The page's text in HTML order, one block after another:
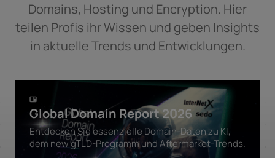
Domains, Hosting und Encryption. Hier
teilen Profis ihr Wissen und geben Insights
in aktuelle Trends und Entwicklungen.
Global Domain Report 2026
Entdecken Sie essenzielle Domain-Daten zu KI,
dem new gTLD-Programm und Aftermarket-Trends.